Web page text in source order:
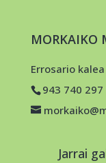
MORKAIKO
Errosario kalea
943 740 297
Jarrai